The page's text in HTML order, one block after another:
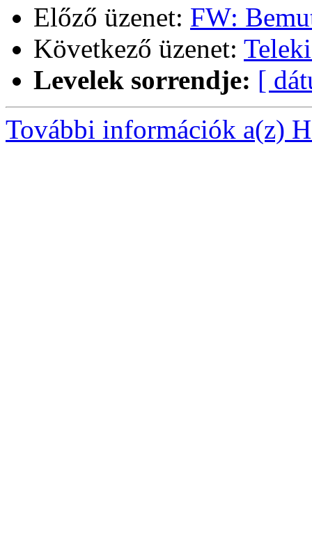
Előző üzenet: FW:
Következő üzenet:
Levelek sorrendje: [
További információk a(z)